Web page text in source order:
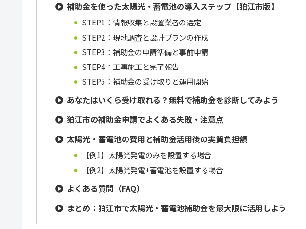
補助金を使った太陽光・蓄電池の導入ステップ【狛江市版】
STEP1：情報収集と設置業者の選定
STEP2：現地調査と設計プランの作成
STEP3：補助金の申請準備と事前申請
STEP4：工事施工と完了報告
STEP5：補助金の受け取りと運用開始
あなたはいくら受け取れる？無料で補助金を診断してみよう
狛江市の補助金申請でよくある失敗・注意点
太陽光・蓄電池の費用と補助金活用後の実質負担額
【例1】太陽光発電のみを設置する場合
【例2】太陽光発電+蓄電池を設置する場合
よくある質問（FAQ）
まとめ：狛江市で太陽光・蓄電池補助金を最大限に活用しよう